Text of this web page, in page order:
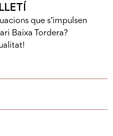
que s’impulsen
Baixa Tordera?